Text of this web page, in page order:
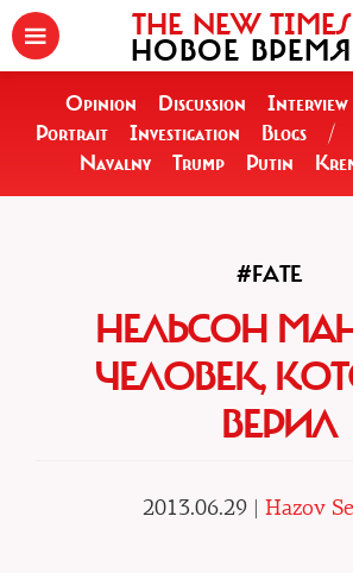
THE NEW TIMES
НОВОЕ ВРЕМЯ
Opinion Discussion Interview
Portrait
Investigation Blogs /
Navalny
Trump Putin
#FATE
НЕЛЬСОН
ЧЕЛОВЕК,
ВЕРИЛ
2013.06.29 | Hazov